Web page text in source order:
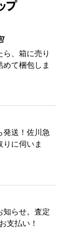
プ
ら、箱に売り
めて梱包しま
発送！佐川急
に伺いま
知らせ。査定
支払い！